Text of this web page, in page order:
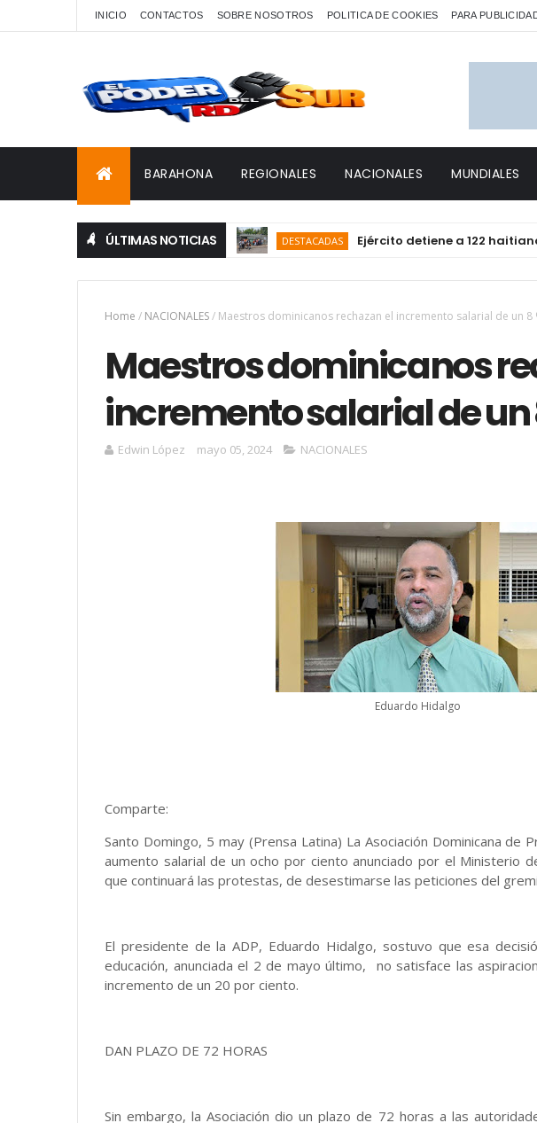
INICIO CONTACTOS SOBRE NOSOTROS POLITICA DE COOKIES PARA
BARAHONA REGIONALES NACIONALES MUNDIALES
ÚLTIMAS NOTICIAS DESTACADAS Ejército detiene a 122 haitianos en
Home / NACIONALES/ Maestros dominicanos rechazan el incremento salarial de un 8
Maestros dominicanos
incremento salarial de un
Edwin López mayo 05, 2024 NACIONALES
Eduardo Hidalgo
Comparte:
Santo Domingo, 5 may (Prensa Latina) La Asociación Dominicana de
aumento salarial de un ocho por ciento anunciado por el Ministerio
que continuará las protestas, de desestimarse las peticiones del
El presidente de la ADP, Eduardo Hidalgo, sostuvo que esa
educación, anunciada el 2 de mayo último, no satisface las
incremento de un 20 por ciento.
DAN PLAZO DE 72 HORAS
Sin embargo, la Asociación dio un plazo de 72 horas a las